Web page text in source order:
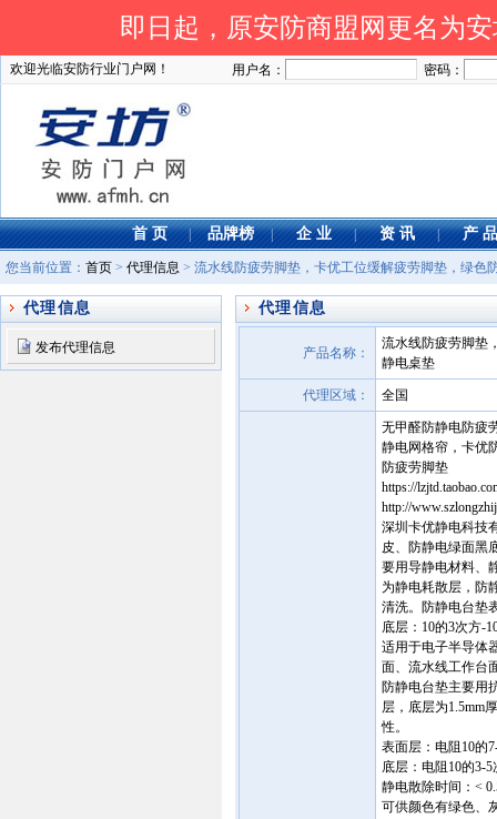
即日起，原安防商盟网更名
欢迎光临安防行业门户网！ 用户名： 密码：
首 页 | 品牌榜 | 企 业 | 资 讯 | 产 品
您当前位置： 首页 > 代理信息 > 流水线防疲劳脚垫，卡优工位缓解疲劳脚垫，绿色
代理信息
发布代理信息
代理信息
产品名称：
流水线防疲劳脚垫
静电桌垫
代理区域： 全国
无甲醛防静电防疲
静电网格帘，卡优
防疲劳脚垫
https://
http://
深圳卡优静电科技
皮、防静电绿面黑
要用导静电材料、
为静电耗散层，防
清洗。防静电台垫
底层：10的3次方-
适用于电子半导体
面、流水线工作台
防静电台垫主要用
层，底层为1.5mm
性。
表面层：电阻10的
底层：电阻10的3-
静电散除时间：<
可供颜色有绿色、